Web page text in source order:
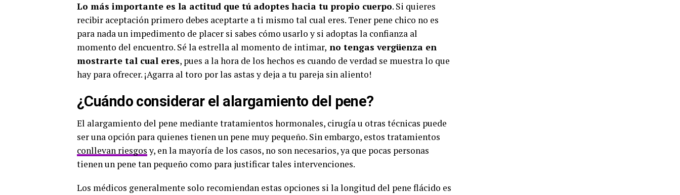
Lo más importante es la actitud que tú adoptes hacia tu propio cuerpo. Si quieres
recibir aceptación primero debes aceptarte a ti mismo tal cual eres. Tener pene chico no es
para nada un impedimento de placer si sabes cómo usarlo y si adoptas la confianza al
momento del encuentro. Sé la estrella al momento de intimar, no tengas vergüenza en
mostrarte tal cual eres, pues a la hora de los hechos es cuando de verdad se muestra lo que
hay para ofrecer. ¡Agarra al toro por las astas y deja a tu pareja sin aliento!
¿Cuándo considerar el alargamiento del pene?
El alargamiento del pene mediante tratamientos hormonales, cirugía u otras técnicas puede
ser una opción para quienes tienen un pene muy pequeño. Sin embargo, estos tratamientos
conllevan riesgosy, en la mayoría de los casos, no son necesarios, ya que pocas personas
tienen un pene tan pequeño como para justificar tales intervenciones.
Los médicos generalmente solo recomiendan estas opciones si la longitud del pene flácido es